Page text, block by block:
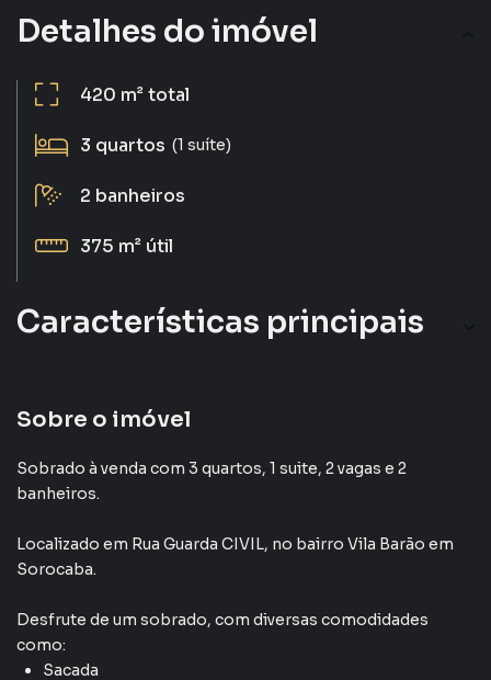
Detalhes do imóvel
420 m²total
3 quartos (1 suíte)
2 banheiros
375 m² útil
Características principais
Sacada
Armário Suíte
Armário Cozinha
Sobre o imóvel
Sobrado à venda com 3 quartos, 1 suite, 2 vagas e 2
banheiros.
Localizado em Rua Guarda CIVIL, no bairro Vila Barão em
Sorocaba.
Desfrute de um sobrado, com diversas comodidades
como:
Sacada